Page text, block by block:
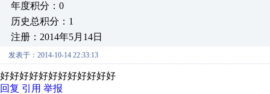
年度积分：0
历史总积分：1
注册：2014年5月14日
发表于：2014-10-14 22:33:13
好好好好好好好好好好好好
回复 引用 举报